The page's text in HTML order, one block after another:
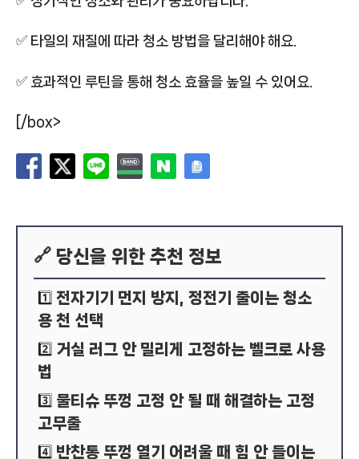
✅ 타일의 재질에 따라 청소 방법을 달리해야 해요.
✅ 효과적인 루틴을 통해 청소 효율을 높일 수 있어요.
[/box>
🔗 당신을 위한 추천 정보
1️⃣ 전자기기 먼지 방지, 정전기 줄이는 청소
용 천 선택
2️⃣ 거실 러그 안 밀리게 고정하는 벨크로 사용
법
3️⃣ 물티슈 뚜껑 고정 안 될 때 해결하는 고정
고무줄
4️⃣ 반찬통 뚜껑 열기 어려울 때 힘 안 들이는